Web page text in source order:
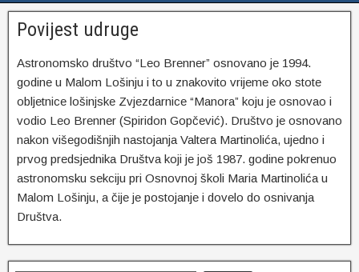
Povijest udruge
Astronomsko društvo “Leo Brenner” osnovano je 1994.
godine u Malom Lošinju i to u znakovito vrijeme oko stote
obljetnice lošinjske Zvjezdarnice “Manora” koju je osnovao i
vodio Leo Brenner (Spiridon Gopčević). Društvo je osnovano
nakon višegodišnjih nastojanja Valtera Martinolića, ujedno i
prvog predsjednika Društva koji je još 1987. godine pokrenuo
astronomsku sekciju pri Osnovnoj školi Maria Martinolića u
Malom Lošinju, a čije je postojanje i dovelo do osnivanja
Društva.